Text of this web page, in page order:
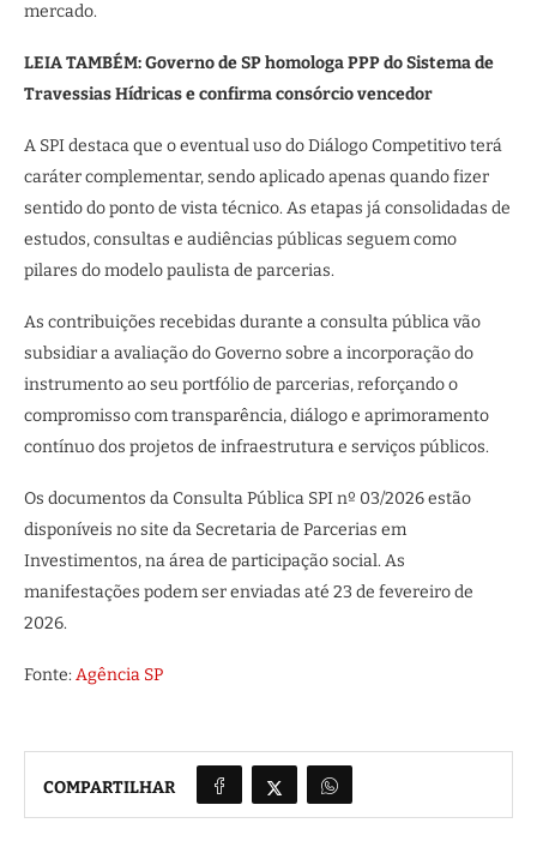
mercado.
LEIA TAMBÉM: Governo de SP homologa PPP do Sistema de
Travessias Hídricas e confirma consórcio vencedor
A SPI destaca que o eventual uso do Diálogo Competitivo terá
caráter complementar, sendo aplicado apenas quando fizer
sentido do ponto de vista técnico. As etapas já consolidadas de
estudos, consultas e audiências públicas seguem como
pilares do modelo paulista de parcerias.
As contribuições recebidas durante a consulta pública vão
subsidiar a avaliação do Governo sobre a incorporação do
instrumento ao seu portfólio de parcerias, reforçando o
compromisso com transparência, diálogo e aprimoramento
contínuo dos projetos de infraestrutura e serviços públicos.
Os documentos da Consulta Pública SPI nº 03/2026 estão
disponíveis no site da Secretaria de Parcerias em
Investimentos, na área de participação social. As
manifestações podem ser enviadas até 23 de fevereiro de
2026.
Fonte: Agência SP
COMPARTILHAR